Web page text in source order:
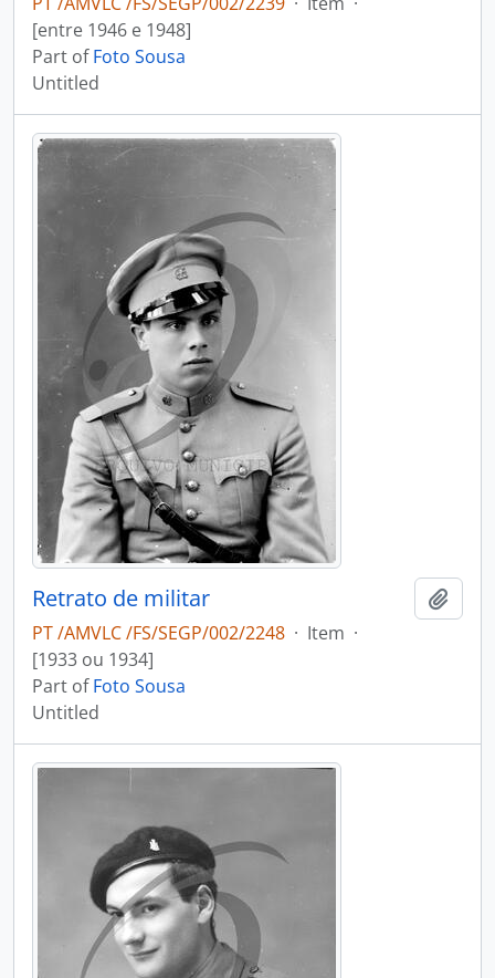
[entre 1946 e 1948]
Part ofFoto Sousa
Untitled
Retrato de militar
PT /AMVLC /FS/SEGP/002/2248 · Item ·
[1933 ou 1934]
Part ofFoto Sousa
Untitled